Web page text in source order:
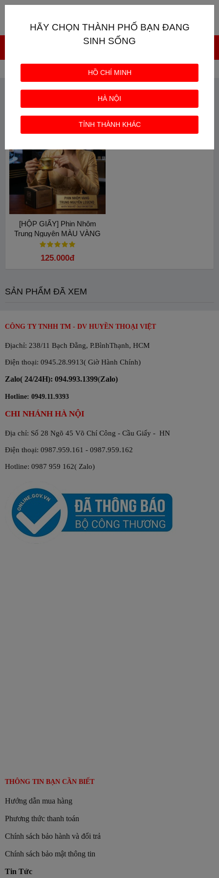
Từ khóa: phin nhom trung nguyen
TỪ KHÓA: PHIN NHOM TRUNG NGUYEN
HOT
[HỘP GIẤY] Phin Nhôm
Trung Nguyên MÀU VÀNG
cao cấp Hoa Văn
125.000đ
SẢN PHẨM ĐÃ XEM
CÔNG TY TNHH TM - DV HUYỀN THOẠI VIỆT
Địachỉ: 238/11 Bạch Đằng, P.BìnhThạnh, HCM
Điện thoại: 0945.28.9913( Giờ Hành Chính)
Zalo( 24/24H): 094.993.1399(Zalo)
Hotline: 0949.11.9393
CHI NHÁNH HÀ NỘI
Địa chỉ: Số 28 Ngõ 45 Võ Chí Công - Cầu Giấy - HN
Điện thoại: 0987.959.161 - 0987.959.162
Hotline: 0987 959 162( Zalo)
THÔNG TIN BẠN CẦN BIẾT
Hướng dẫn mua hàng
Phương thức thanh toán
Chính sách bảo hành và đổi trả
Chính sách bảo mật thông tin
Tin Tức
HÃY CHỌN THÀNH PHỐ BẠN ĐANG
SINH SỐNG
HỒ CHÍ MINH
HÀ NỘI
TỈNH THÀNH KHÁC